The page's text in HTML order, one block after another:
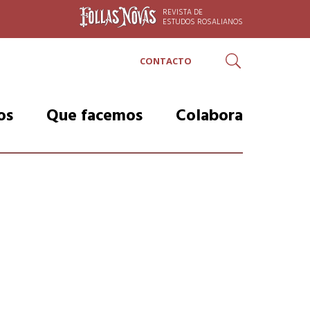
REVISTA DE
ESTUDOS ROSALIANOS
CONTACTO Buscar
Que facemos
Proxectos
Colabora
Razóns para colaborar